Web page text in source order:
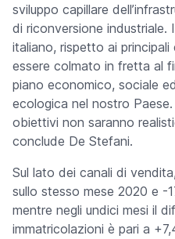
sviluppo capillare
di riconversione industriale.
italiano, rispetto ai
essere colmato in fretta al
piano economico, sociale
ecologica nel nostro
obiettivi non saranno
conclude De Stefani.
Sul lato dei canali di
sullo stesso mese 2020 e -
mentre negli undici mesi il
immatricolazioni è pari a